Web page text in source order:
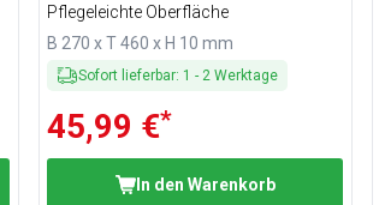
Pflegeleichte Oberfläche
B 270 x T 460 x H 10 mm
Sofort lieferbar: 1 - 2 Werktage
45,99 €*
In den Warenkorb